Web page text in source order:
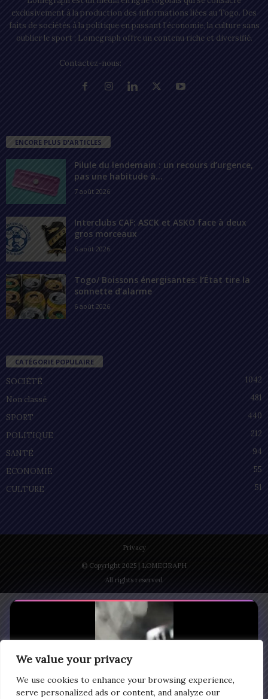
We value your privacy
We use cookies to enhance your browsing experience,
serve personalized ads or content, and analyze our
exclusivement à la production des informations liées au Togo. Des
faits de sociétés à la politique en passant l’économie, la culture sans
oublier le sport ; Lomegraph offre un contenu riche et diversifié.
Contactez-nous:
ENCORE PLUS D'ARTICLES
Pilule du lendemain : un recours d’urgence,
pas une habitude à...
7 août 2026
Interclubs CAF: ASCK et ASKO face à deux
gros morceaux
6 août 2026
Togo/ Boissons énergisantes: l’État tire la
sonnette d’alarme
6 août 2026
CATÉGORIE POPULAIRE
SOCIÉTÉ
1042
Non classé
481
SPORT
440
POLITIQUE
212
SANTÉ
94
ECONOMIE
55
CULTURE
51
Privacy
© Copyright 2025 | LOMEGRAPH
All rights reserved